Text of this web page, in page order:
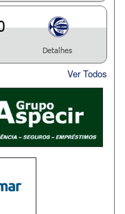
Detalhes
Ver Todos